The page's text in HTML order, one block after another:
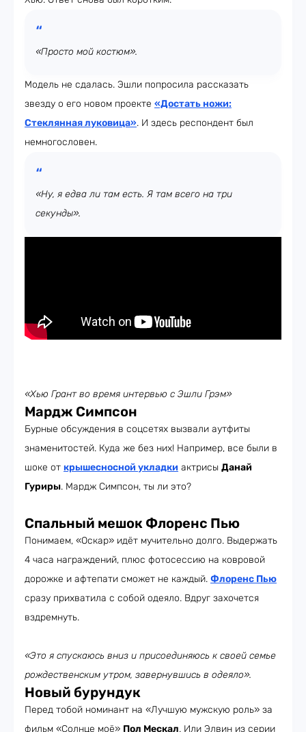
«Просто мой костюм».
Модель не сдалась. Эшли попросила рассказать
звезду о его новом проекте «Достать ножи:
Стеклянная луковица». И здесь респондент был
немногословен.
«Ну, я едва ли там есть. Я там всего на три
секунды».
«Хью Грант во время интервью с Эшли Грэм»
Мардж Симпсон
Бурные обсуждения в соцсетях вызвали аутфиты
знаменитостей. Куда же без них! Например, все были в
шоке от крышесносной укладки актрисы Данай
Гуриры. Мардж Симпсон, ты ли это?
Спальный мешок Флоренс Пью
Понимаем, «Оскар» идёт мучительно долго. Выдержать
4 часа награждений, плюс фотосессию на ковровой
дорожке и афтепати сможет не каждый. Флоренс Пью
сразу прихватила с собой одеяло. Вдруг захочется
вздремнуть.
«Это я спускаюсь вниз и присоединяюсь к своей семье
рождественским утром, завернувшись в одеяло».
Новый бурундук
Перед тобой номинант на «Лучшую мужскую роль» за
фильм «Солнце моё» Пол Мескал. Или Элвин из серии